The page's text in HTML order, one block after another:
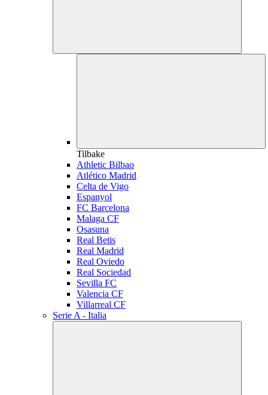
Tilbake
Athletic Bilbao
Atlético Madrid
Celta de Vigo
Espanyol
FC Barcelona
Malaga CF
Osasuna
Real Betis
Real Madrid
Real Oviedo
Real Sociedad
Sevilla FC
Valencia CF
Villarreal CF
Serie A - Italia